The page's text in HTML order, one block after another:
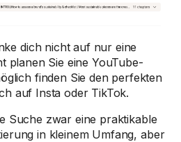
dich nicht auf nur eine
planen Sie eine YouTube-
finden Sie den perfekten
auf Insta oder TikTok.
Suche zwar eine praktikable
in kleinem Umfang, aber